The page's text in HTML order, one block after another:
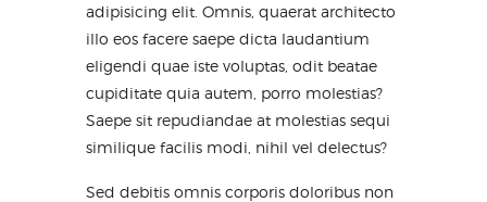
adipisicing elit. Omnis, quaerat architecto
illo eos facere saepe dicta laudantium
eligendi quae iste voluptas, odit beatae
cupiditate quia autem, porro molestias?
Saepe sit repudiandae at molestias sequi
similique facilis modi, nihil vel delectus?
Sed debitis omnis corporis doloribus non